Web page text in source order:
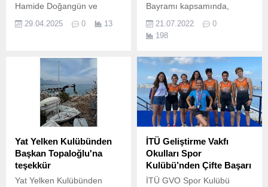
Hamide Doğangün ve
Dünya Atletizm Grand
29.04.2025 0 13
Bayramı kapsamında,
Emre Enstitüsü’nün iş
birliğiyle gerçekleştirilen II.
21.07.2022
0
198
Yat Yelken Kulübünden
Başkan Topaloğlu'na
teşekkür
Yat Yelken Kulübünden
İTÜ Geliştirme Vakfı
Okulları Spor
Kulübü’nden Çifte Başarı
İTÜ GVO Spor Kulübü